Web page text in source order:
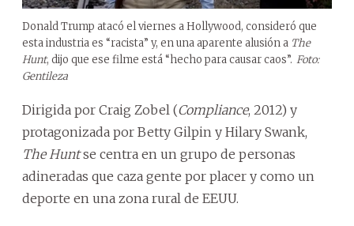
Donald Trump atacó el viernes a Hollywood, consideró que
esta industria es “racista” y, en una aparente alusión a The
Hunt, dijo que ese filme está “hecho para causar caos”. Foto:
Gentileza
Dirigida por Craig Zobel (Compliance, 2012) y
protagonizada por Betty Gilpin y Hilary Swank,
The Huntse centra en un grupo de personas
adineradas que caza gente por placer y como un
deporte en una zona rural de EEUU.